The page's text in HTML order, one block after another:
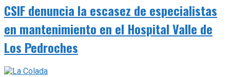
CSIF denuncia la escasez de especialistas
en mantenimiento en el Hospital Valle de
Los Pedroches